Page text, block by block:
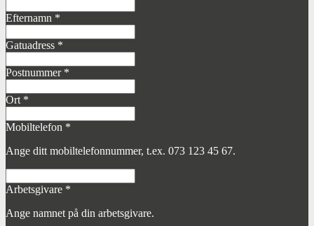
Efternamn *
Gatuadress *
Postnummer *
Ort *
Mobiltelefon *
Ange ditt mobiltelefonnummer, t.ex. 073 123 45 67.
Arbetsgivare *
Ange namnet på din arbetsgivare.